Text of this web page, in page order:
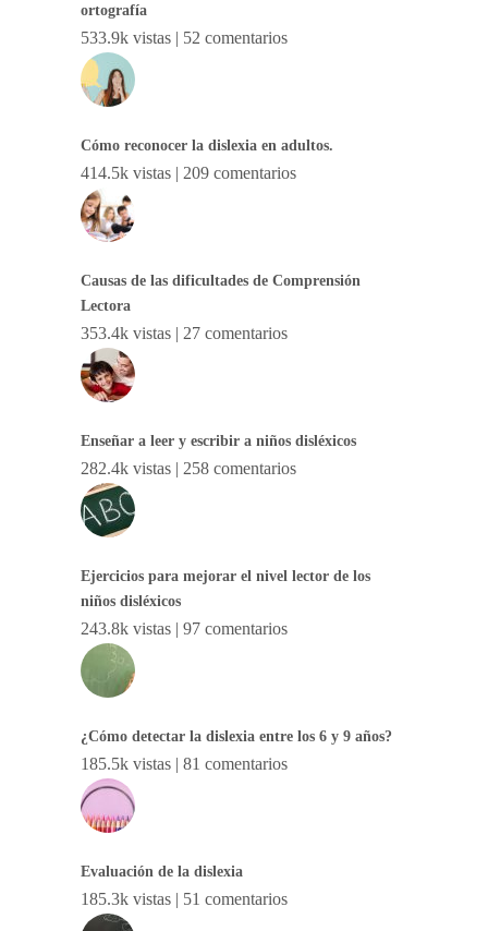
ortografía
533.9k vistas | 52 comentarios
Cómo reconocer la dislexia en adultos.
414.5k vistas | 209 comentarios
Causas de las dificultades de Comprensión
Lectora
353.4k vistas | 27 comentarios
Enseñar a leer y escribir a niños disléxicos
282.4k vistas | 258 comentarios
Ejercicios para mejorar el nivel lector de los
niños disléxicos
243.8k vistas | 97 comentarios
¿Cómo detectar la dislexia entre los 6 y 9 años?
185.5k vistas | 81 comentarios
Evaluación de la dislexia
185.3k vistas | 51 comentarios